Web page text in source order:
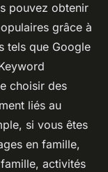
pouvez obtenir
grâce à
tels que Google
choisir des
liés au
si vous êtes
en famille,
activités